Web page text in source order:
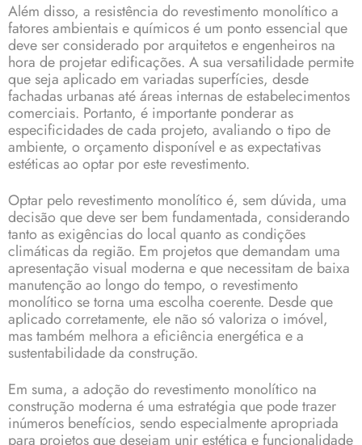
Além disso, a resistência do revestimento monolítico a
fatores ambientais e químicos é um ponto essencial que
deve ser considerado por arquitetos e engenheiros na
hora de projetar edificações. A sua versatilidade permite
que seja aplicado em variadas superfícies, desde
fachadas urbanas até áreas internas de estabelecimentos
comerciais. Portanto, é importante ponderar as
especificidades de cada projeto, avaliando o tipo de
ambiente, o orçamento disponível e as expectativas
estéticas ao optar por este revestimento.
Optar pelo revestimento monolítico é, sem dúvida, uma
decisão que deve ser bem fundamentada, considerando
tanto as exigências do local quanto as condições
climáticas da região. Em projetos que demandam uma
apresentação visual moderna e que necessitam de baixa
manutenção ao longo do tempo, o revestimento
monolítico se torna uma escolha coerente. Desde que
aplicado corretamente, ele não só valoriza o imóvel,
mas também melhora a eficiência energética e a
sustentabilidade da construção.
Em suma, a adoção do revestimento monolítico na
construção moderna é uma estratégia que pode trazer
inúmeros benefícios, sendo especialmente apropriada
para projetos que desejam unir estética e funcionalidade